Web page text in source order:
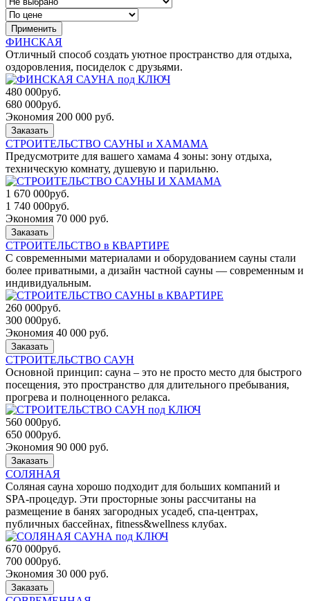
Применить
ФИНСКАЯ
Отличный способ создать уютное пространство для отдыха,
оздоровления, посиделок с друзьями.
480 000руб.
680 000руб.
Экономия 200 000 руб.
Заказать
СТРОИТЕЛЬСТВО САУНЫ и ХАМАМА
Предусмотрите для вашего хамама 4 зоны: зону отдыха,
техническую комнату, душевую и парильню.
1 670 000руб.
1 740 000руб.
Экономия 70 000 руб.
Заказать
СТРОИТЕЛЬСТВО в КВАРТИРЕ
С современными материалами и оборудованием сауны стали
более приватными, а дизайн частной сауны — современным и
индивидуальным.
260 000руб.
300 000руб.
Экономия 40 000 руб.
Заказать
СТРОИТЕЛЬСТВО САУН
Основной принцип: сауна – это не просто место для быстрого
посещения, это пространство для длительного пребывания,
прогрева и полноценного релакса.
560 000руб.
650 000руб.
Экономия 90 000 руб.
Заказать
СОЛЯНАЯ
Соляная сауна хорошо подходит для больших компаний и
SPA-процедур. Эти просторные зоны рассчитаны на
размещение в банях загородных усадеб, спа-центрах,
публичных бассейнах, fitness&wellness клубах.
670 000руб.
700 000руб.
Экономия 30 000 руб.
Заказать